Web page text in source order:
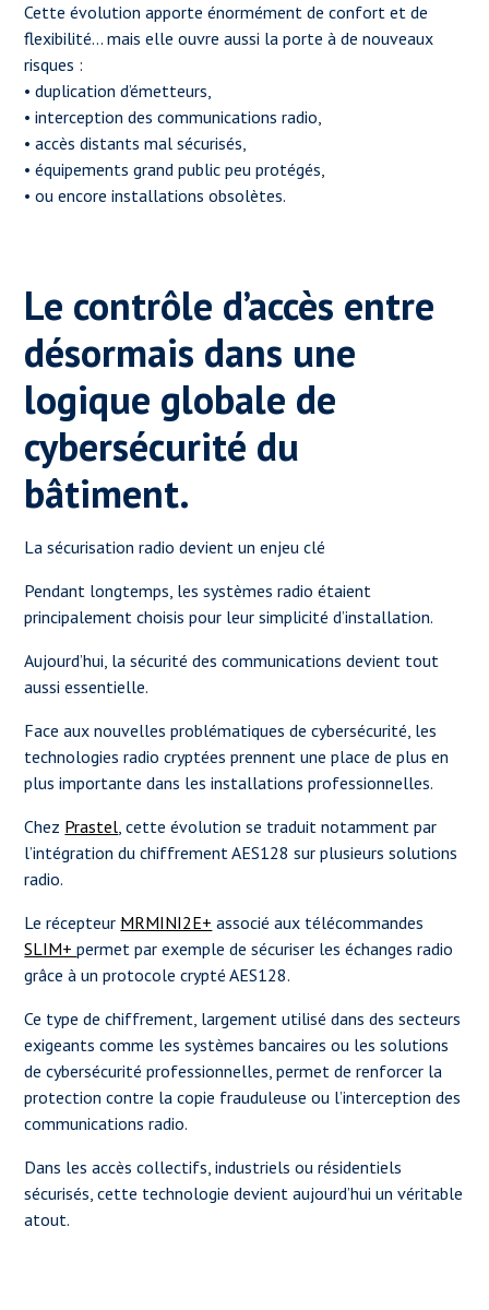
Cette évolution apporte énormément de confort et de
flexibilité… mais elle ouvre aussi la porte à de nouveaux
risques :
• duplication d’émetteurs,
• interception des communications radio,
• accès distants mal sécurisés,
• équipements grand public peu protégés,
• ou encore installations obsolètes.
Le contrôle d’accès entre
désormais dans une
logique globale de
cybersécurité du
bâtiment.
La sécurisation radio devient un enjeu clé
Pendant longtemps, les systèmes radio étaient
principalement choisis pour leur simplicité d’installation.
Aujourd’hui, la sécurité des communications devient tout
aussi essentielle.
Face aux nouvelles problématiques de cybersécurité, les
technologies radio cryptées prennent une place de plus en
plus importante dans les installations professionnelles.
Chez Prastel, cette évolution se traduit notamment par
l’intégration du chiffrement AES128 sur plusieurs solutions
radio.
Le récepteur MRMINI2E+ associé aux télécommandes
SLIM+permet par exemple de sécuriser les échanges radio
grâce à un protocole crypté AES128.
Ce type de chiffrement, largement utilisé dans des secteurs
exigeants comme les systèmes bancaires ou les solutions
de cybersécurité professionnelles, permet de renforcer la
protection contre la copie frauduleuse ou l’interception des
communications radio.
Dans les accès collectifs, industriels ou résidentiels
sécurisés, cette technologie devient aujourd’hui un véritable
atout.